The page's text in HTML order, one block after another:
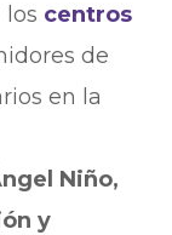
los centros
de
en la
Niño,
y